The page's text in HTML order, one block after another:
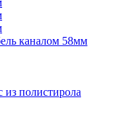
каналом 58мм
полистирола